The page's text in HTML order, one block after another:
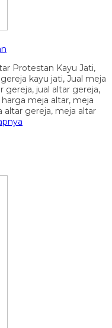
Protestan Kayu Jati,
kayu jati, Jual meja
gereja, jual altar gereja,
meja altar, meja
gereja, meja altar